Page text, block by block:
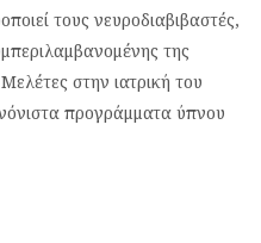
τους νευροδιαβιβαστές,
της
στην ιατρική του
προγράμματα ύπνου